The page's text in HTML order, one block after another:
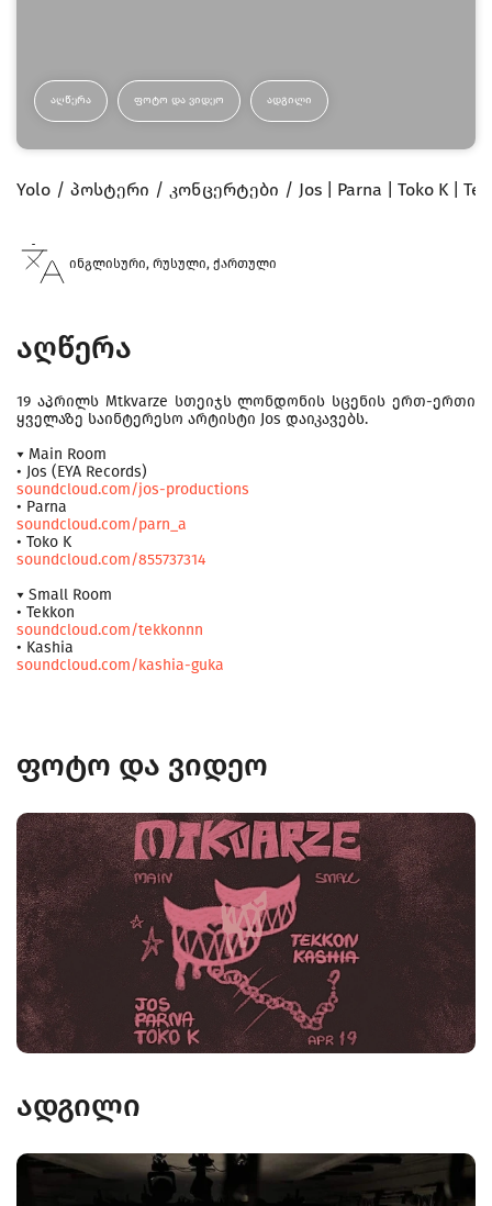
ᲐᲦᲬᲔᲠᲐ ᲤᲝᲢᲝ ᲓᲐ ᲕᲘᲓᲔᲝ ᲐᲓᲒᲘᲚᲘ
Yolo პოსტერი კონცერტები Jos | Parna | Toko K |
ინგლისური, რუსული, ქართული
აღწერა
19 აპრილს Mtkvarze სთეიჯს ლონდონის სცენის ერთ-ერთი
ყველაზე საინტერესო არტისტი Jos დაიკავებს.
▾ Main Room
• Jos (EYA Records)
soundcloud.com/jos-productions
• Parna
soundcloud.com/parn_a
• Toko K
soundcloud.com/855737314
▾ Small Room
• Tekkon
soundcloud.com/tekkonnn
• Kashia
soundcloud.com/kashia-guka
ფოტო და ვიდეო
ადგილი